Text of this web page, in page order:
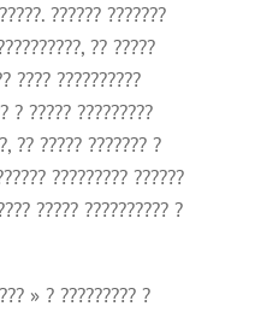
?????? ???????
?? ?????
???? ??????????
? ????? ?????????
?? ????? ??????? ?
????????? ??????
????? ?????????? ?
» ? ????????? ?